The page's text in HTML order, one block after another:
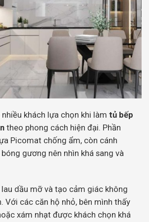
khách lựa chọn khi làm tủ bếp
theo phong cách hiện đại. Phần
Picomat chống ẩm, còn cánh
gương nên nhìn khá sang và
dầu mỡ và tạo cảm giác không
Với các căn hộ nhỏ, bên mình thấy
xám nhạt được khách chọn khá